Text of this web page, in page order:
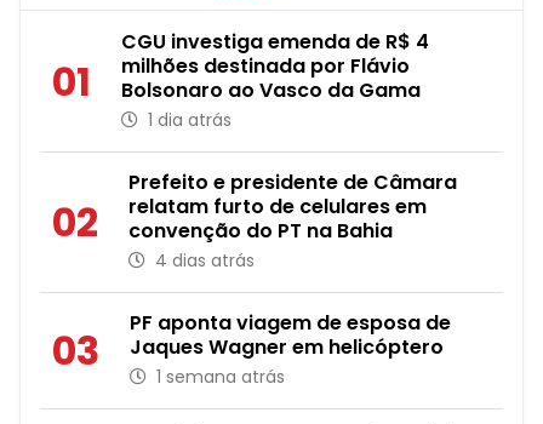
01
CGU investiga emenda de R$ 4
milhões destinada por Flávio
Bolsonaro ao Vasco da Gama
1 dia atrás
02
Prefeito e presidente de Câmara
relatam furto de celulares em
convenção do PT na Bahia
4 dias atrás
03
PF aponta viagem de esposa de
Jaques Wagner em helicóptero
1 semana atrás